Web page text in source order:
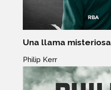
Una llama misteriosa
Philip Kerr